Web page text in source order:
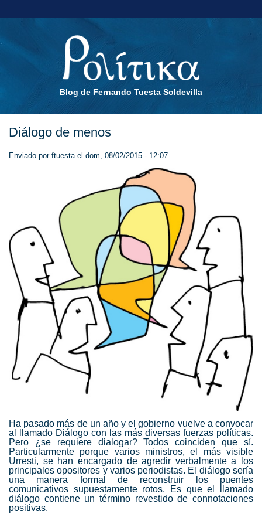
Blog de Fernando Tuesta Soldevilla
Diálogo de menos
Enviado por ftuestael dom, 08/02/2015 - 12:07
Ha pasado más de un año y el gobierno vuelve a convocar
al llamado Diálogo con las más diversas fuerzas políticas.
Pero ¿se requiere dialogar? Todos coinciden que sí.
Particularmente porque varios ministros, el más visible
Urresti, se han encargado de agredir verbalmente a los
principales opositores y varios periodistas. El diálogo sería
una manera formal de reconstruir los puentes
comunicativos supuestamente rotos. Es que el llamado
diálogo contiene un término revestido de connotaciones
positivas.